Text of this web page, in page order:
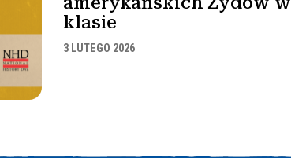
klasie
3 LUTEGO 2026